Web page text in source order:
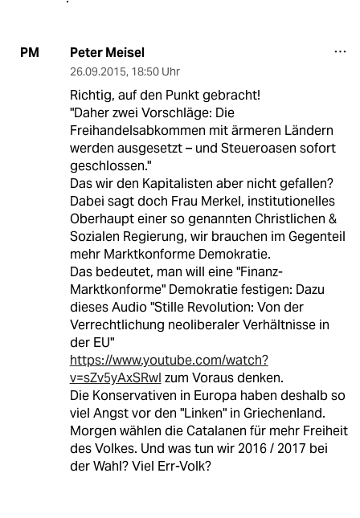
PM Peter Meisel
26.09.2015, 18:50 Uhr
Richtig, auf den Punkt gebracht!
"Daher zwei Vorschläge: Die
Freihandelsabkommen mit ärmeren Ländern
werden ausgesetzt – und Steueroasen sofort
geschlossen."
Das wir den Kapitalisten aber nicht gefallen?
Dabei sagt doch Frau Merkel, institutionelles
Oberhaupt einer so genannten Christlichen &
Sozialen Regierung, wir brauchen im Gegenteil
mehr Marktkonforme Demokratie.
Das bedeutet, man will eine "Finanz-
Marktkonforme" Demokratie festigen: Dazu
dieses Audio "Stille Revolution: Von der
Verrechtlichung neoliberaler Verhältnisse in
der EU"
https://www.youtube.com/watch?
v=sZv5yAxSRwI zum Voraus denken.
Die Konservativen in Europa haben deshalb so
viel Angst vor den "Linken" in Griechenland.
Morgen wählen die Catalanen für mehr Freiheit
des Volkes. Und was tun wir 2016 / 2017 bei
der Wahl? Viel Err-Volk?